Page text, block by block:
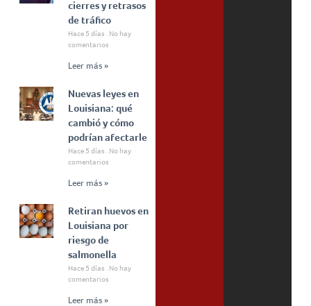
cierres y retrasos
de tráfico
Hace 5 días
No hay
comentarios
Leer más »
Nuevas leyes en
Louisiana: qué
cambió y cómo
podrían afectarle
Hace 5 días
No hay
comentarios
Leer más »
Retiran huevos en
Louisiana por
riesgo de
salmonella
Hace 5 días
No hay
comentarios
Leer más »